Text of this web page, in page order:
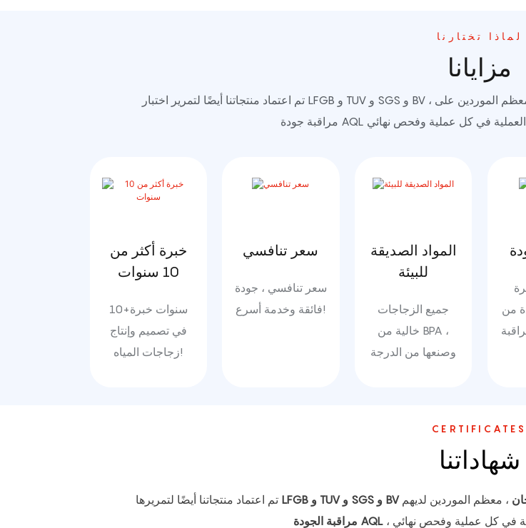
لماذا تختارنا
مزايانا
تم اعتماد منتجاتنا أيضًا لتمرير اختبار LFGB و TUV و SGS و BV ، ويحصل معظم الموردين على WCA و BSCI و Sedex Audit وما إلى ذلك. لدينا نظام
خبرة أكثر من
10 سنوات
10+سنوات خبرة
في تصميم وإنتاج
زجاجات المياه!
سعر تنافسي
سعر تنافسي ، جودة
فائقة وخدمة أسرع!
المواد الصديقة
للبيئة
جميع الزجاجات
خالية من BPA ،
وصنعها من الدرجة
من
CERTIFICATES
شهاداتنا
تم اعتماد منتجاتنا أيضًا لتمريرها LFGB و TUV و SGS و BV
مراقبة الجودة AQL